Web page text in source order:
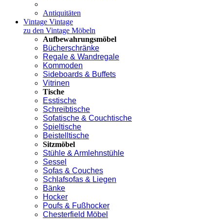
Antiquitäten
Vintage Vintage
zu den Vintage Möbeln
Aufbewahrungsmöbel
Bücherschränke
Regale & Wandregale
Kommoden
Sideboards & Buffets
Vitrinen
Tische
Esstische
Schreibtische
Sofatische & Couchtische
Spieltische
Beistelltische
Sitzmöbel
Stühle & Armlehnstühle
Sessel
Sofas & Couches
Schlafsofas & Liegen
Bänke
Hocker
Poufs & Fußhocker
Chesterfield Möbel